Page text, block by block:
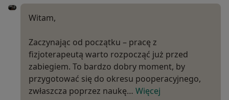
Witam,
Zaczynając od początku – pracę z
fizjoterapeutą warto rozpocząć już przed
zabiegiem. To bardzo dobry moment, by
przygotować się do okresu pooperacyjnego,
zwłaszcza poprzez naukę… Więcej